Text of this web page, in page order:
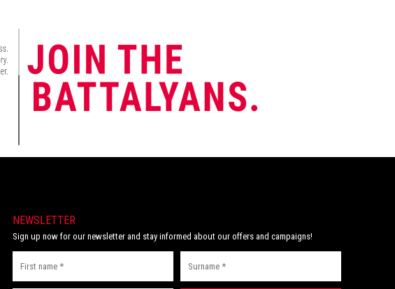
Instagram
NEWSLETTER
Sign up now for our newsletter and stay informed about our offers and campaigns!